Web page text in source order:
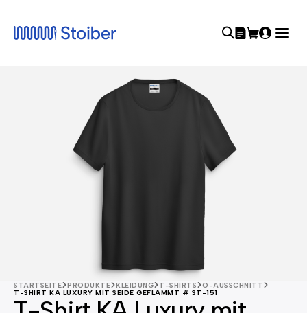
STARTSEITE PRODUKTE KLEIDUNG T-SHIRTS
O-AUSSCHNITT
T-SHIRT KA LUXURY MIT SEIDE GEFLAMMT # ST-151